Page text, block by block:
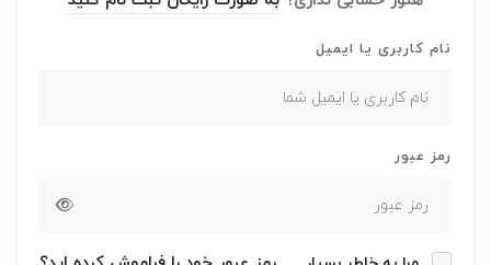
نام کاربری یا ایمیل
رمز عبور